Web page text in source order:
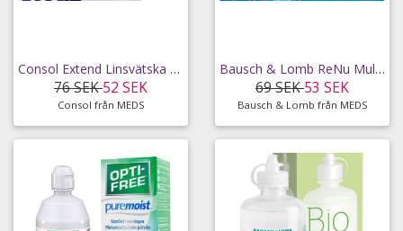
Consol Extend Linsvätska 355 ml
76 SEK52 SEK
Consol från MEDS
Bausch & Lomb ReNu Multi-Purpose Solution 240 ml
69 SEK53 SEK
Bausch & Lomb från MEDS